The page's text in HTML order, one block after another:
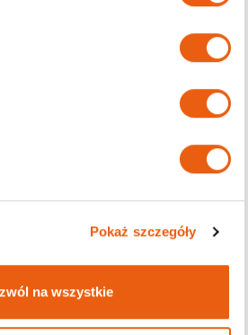
Pokaż szczegóły
na wszystkie